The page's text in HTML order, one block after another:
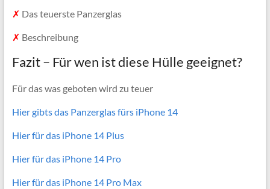
✗ Das teuerste Panzerglas
✗ Beschreibung
Fazit – Für wen ist diese Hülle geeignet?
Für das was geboten wird zu teuer
Hier gibts das Panzerglas fürs iPhone 14
Hier für das iPhone 14 Plus
Hier für das iPhone 14 Pro
Hier für das iPhone 14 Pro Max